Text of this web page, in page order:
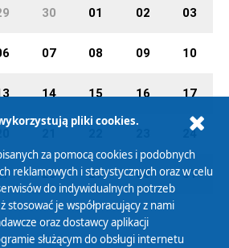
30 01 02 03
07 08 09 10
14 15 16 17
24
28 29 30 31
pliki cookies.
za pomocą cookies i podobnych
reklamowych i statystycznych oraz w celu
do indywidualnych potrzeb
je współpracujący z nami
oraz dostawcy aplikacji
służącym do obsługi internetu